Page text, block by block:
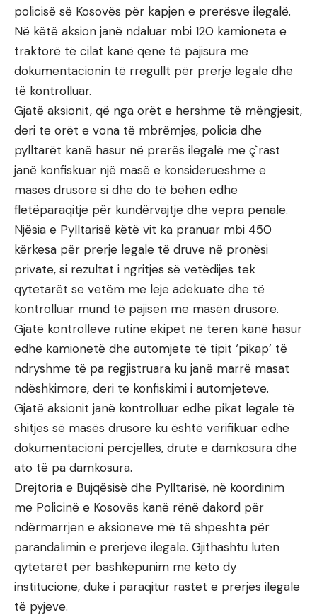
policisë së Kosovës për kapjen e prerësve ilegalë.
Në këtë aksion janë ndaluar mbi 120 kamioneta e
traktorë të cilat kanë qenë të pajisura me
dokumentacionin të rregullt për prerje legale dhe
të kontrolluar.
Gjatë aksionit, që nga orët e hershme të mëngjesit,
deri te orët e vona të mbrëmjes, policia dhe
pylltarët kanë hasur në prerës ilegalë me ç`rast
janë konfiskuar një masë e konsiderueshme e
masës drusore si dhe do të bëhen edhe
fletëparaqitje për kundërvajtje dhe vepra penale.
Njësia e Pylltarisë këtë vit ka pranuar mbi 450
kërkesa për prerje legale të druve në pronësi
private, si rezultat i ngritjes së vetëdijes tek
qytetarët se vetëm me leje adekuate dhe të
kontrolluar mund të pajisen me masën drusore.
Gjatë kontrolleve rutine ekipet në teren kanë hasur
edhe kamionetë dhe automjete të tipit ‘pikap’ të
ndryshme të pa regjistruara ku janë marrë masat
ndëshkimore, deri te konfiskimi i automjeteve.
Gjatë aksionit janë kontrolluar edhe pikat legale të
shitjes së masës drusore ku është verifikuar edhe
dokumentacioni përcjellës, drutë e damkosura dhe
ato të pa damkosura.
Drejtoria e Bujqësisë dhe Pylltarisë, në koordinim
me Policinë e Kosovës kanë rënë dakord për
ndërmarrjen e aksioneve më të shpeshta për
parandalimin e prerjeve ilegale. Gjithashtu luten
qytetarët për bashkëpunim me këto dy
institucione, duke i paraqitur rastet e prerjes ilegale
të pyjeve.